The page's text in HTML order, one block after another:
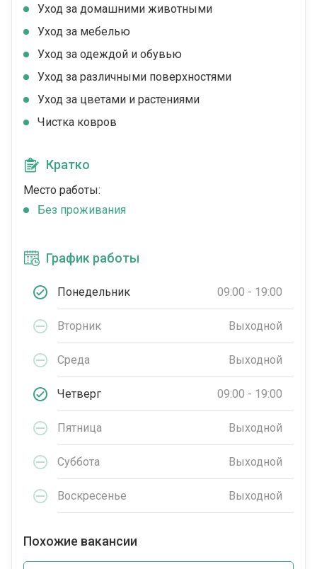
Уход за домашними животными
Уход за мебелью
Уход за одеждой и обувью
Уход за различными поверхностями
Уход за цветами и растениями
Чистка ковров
Кратко
Место работы:
Без проживания
График работы
Понедельник 09:00 - 19:00
Вторник Выходной
Среда Выходной
Четверг 09:00 - 19:00
Пятница Выходной
Суббота Выходной
Воскресенье Выходной
Похожие вакансии